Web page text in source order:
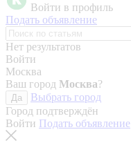
Войти в профиль
Подать объявление
Нет результатов
Войти
Москва
Ваш город Москва?
Да
Выбрать город
Город подтверждён
Войти Подать объявление